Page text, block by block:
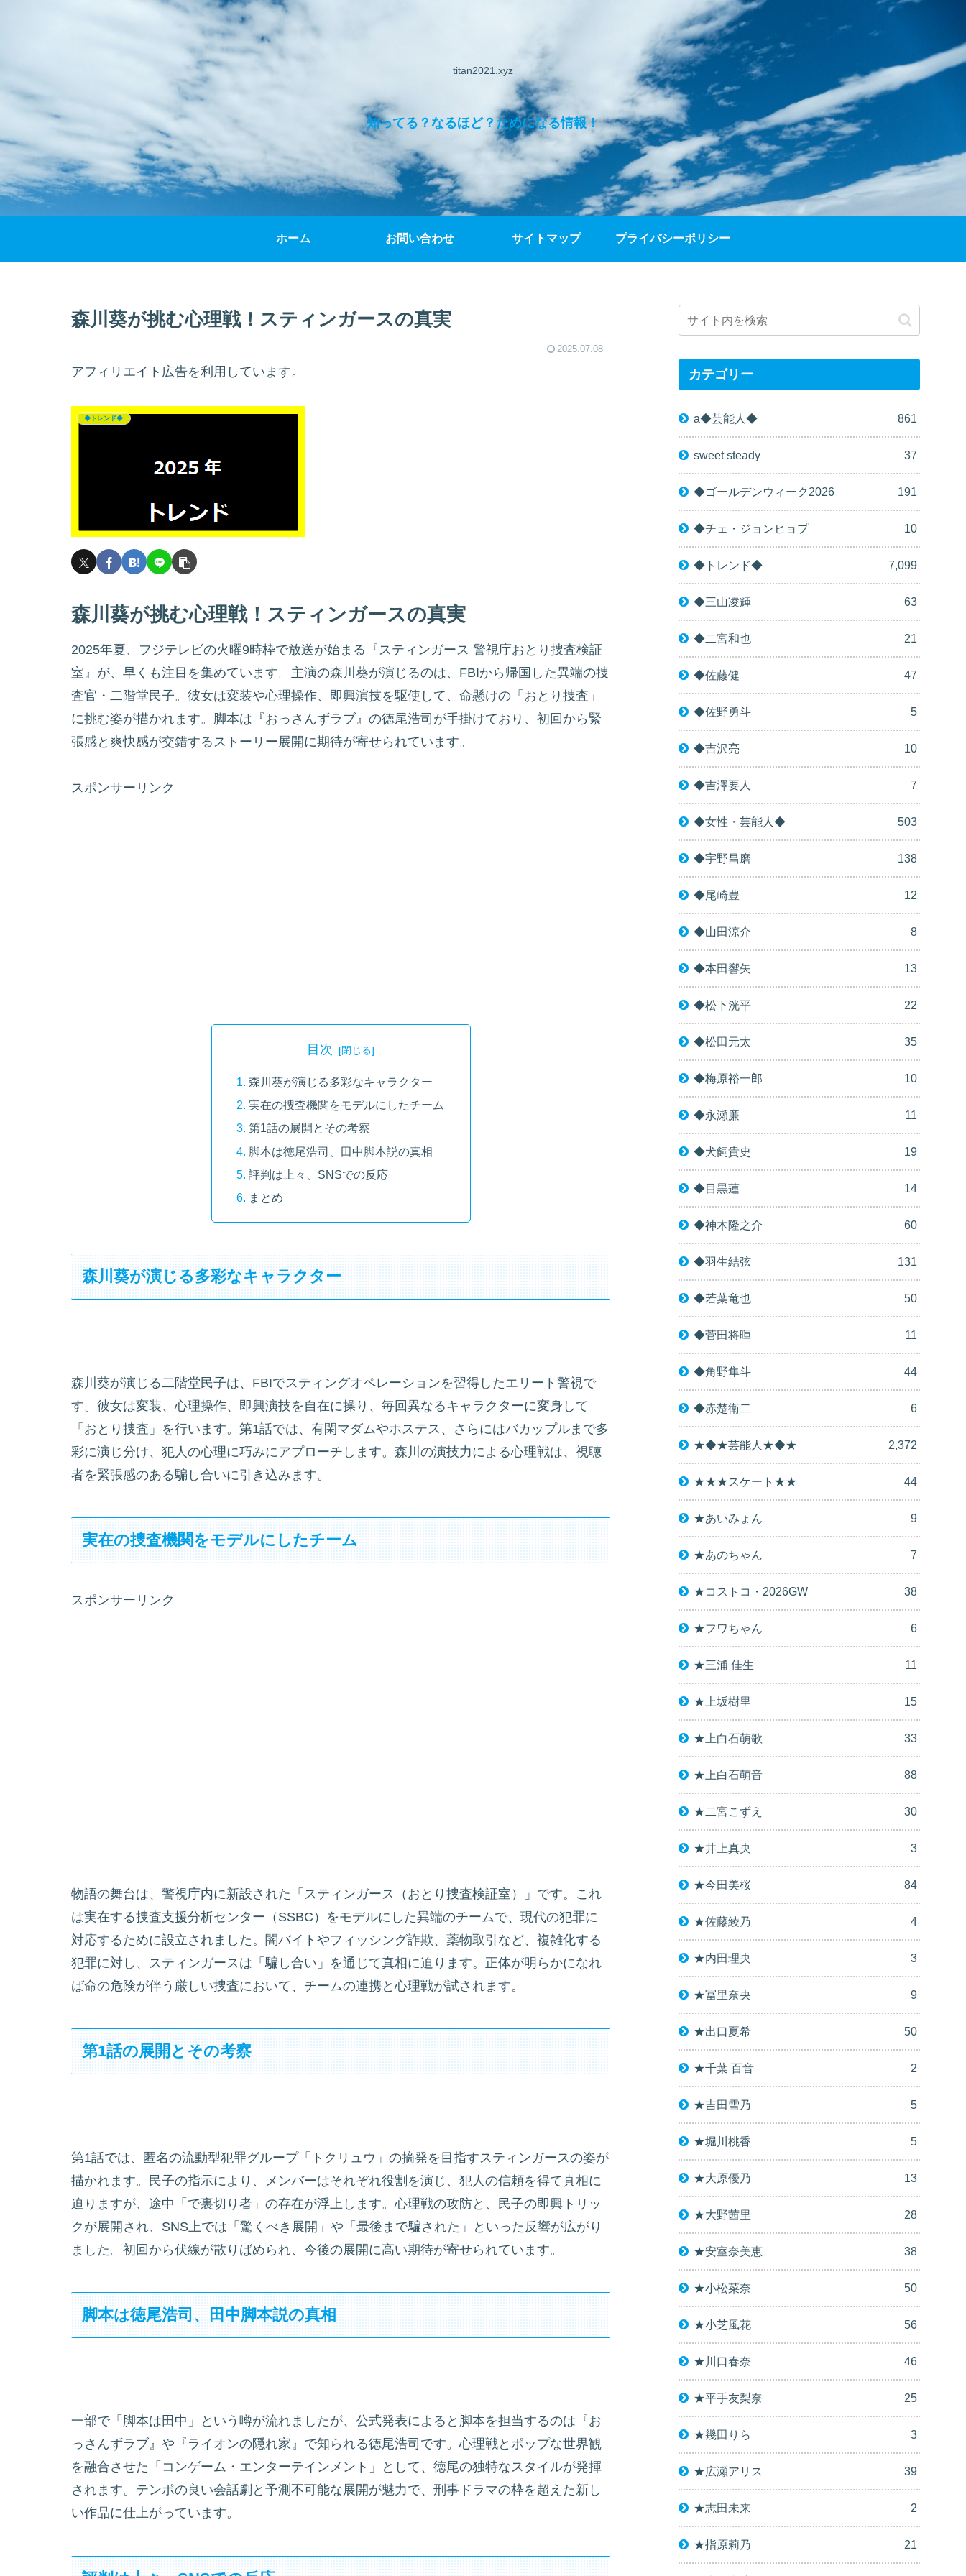
titan2021.xyz
知ってる？なるほど？ためになる情報！
ホーム お問い合わせ サイトマップ プライバシーポリシー
森川葵が挑む心理戦！スティンガースの真実
2025.07.08
アフィリエイト広告を利用しています。
◆トレンド◆
森川葵が挑む心理戦！スティンガースの真実
2025年夏、フジテレビの火曜9時枠で放送が始まる『スティンガース 警視庁おとり捜査検証
室』が、早くも注目を集めています。主演の森川葵が演じるのは、FBIから帰国した異端の捜
査官・二階堂民子。彼女は変装や心理操作、即興演技を駆使して、命懸けの「おとり捜査」
に挑む姿が描かれます。脚本は『おっさんずラブ』の徳尾浩司が手掛けており、初回から緊
張感と爽快感が交錯するストーリー展開に期待が寄せられています。
スポンサーリンク
目次
森川葵が演じる多彩なキャラクター
実在の捜査機関をモデルにしたチーム
第1話の展開とその考察
脚本は徳尾浩司、田中脚本説の真相
評判は上々、SNSでの反応
まとめ
森川葵が演じる多彩なキャラクター
森川葵が演じる二階堂民子は、FBIでスティングオペレーションを習得したエリート警視で
す。彼女は変装、心理操作、即興演技を自在に操り、毎回異なるキャラクターに変身して
「おとり捜査」を行います。第1話では、有閑マダムやホステス、さらにはバカップルまで多
彩に演じ分け、犯人の心理に巧みにアプローチします。森川の演技力による心理戦は、視聴
者を緊張感のある騙し合いに引き込みます。
実在の捜査機関をモデルにしたチーム
スポンサーリンク
物語の舞台は、警視庁内に新設された「スティンガース（おとり捜査検証室）」です。これ
は実在する捜査支援分析センター（SSBC）をモデルにした異端のチームで、現代の犯罪に
対応するために設立されました。闇バイトやフィッシング詐欺、薬物取引など、複雑化する
犯罪に対し、スティンガースは「騙し合い」を通じて真相に迫ります。正体が明らかになれ
ば命の危険が伴う厳しい捜査において、チームの連携と心理戦が試されます。
第1話の展開とその考察
第1話では、匿名の流動型犯罪グループ「トクリュウ」の摘発を目指すスティンガースの姿が
描かれます。民子の指示により、メンバーはそれぞれ役割を演じ、犯人の信頼を得て真相に
迫りますが、途中「で裏切り者」の存在が浮上します。心理戦の攻防と、民子の即興トリッ
クが展開され、SNS上では「驚くべき展開」や「最後まで騙された」といった反響が広がり
ました。初回から伏線が散りばめられ、今後の展開に高い期待が寄せられています。
脚本は徳尾浩司、田中脚本説の真相
一部で「脚本は田中」という噂が流れましたが、公式発表によると脚本を担当するのは『お
っさんずラブ』や『ライオンの隠れ家』で知られる徳尾浩司です。心理戦とポップな世界観
を融合させた「コンゲーム・エンターテインメント」として、徳尾の独特なスタイルが発揮
されます。テンポの良い会話劇と予測不可能な展開が魅力で、刑事ドラマの枠を超えた新し
い作品に仕上がっています。
カテゴリー
a◆芸能人◆ 861
sweet steady 37
◆ゴールデンウィーク2026 191
◆チェ・ジョンヒョプ 10
◆トレンド◆ 7,099
◆三山凌輝 63
◆二宮和也 21
◆佐藤健 47
◆佐野勇斗 5
◆吉沢亮 10
◆吉澤要人 7
◆女性・芸能人◆ 503
◆宇野昌磨 138
◆尾崎豊 12
◆山田涼介 8
◆本田響矢 13
◆松下洸平 22
◆松田元太 35
◆梅原裕一郎 10
◆永瀬廉 11
◆犬飼貴史 19
◆目黒蓮 14
◆神木隆之介 60
◆羽生結弦 131
◆若葉竜也 50
◆菅田将暉 11
◆角野隼斗 44
◆赤楚衛二 6
★◆★芸能人★◆★ 2,372
★★★スケート★★ 44
★あいみょん 9
★あのちゃん 7
★コストコ・2026GW 38
★フワちゃん 6
★三浦 佳生 11
★上坂樹里 15
★上白石萌歌 33
★上白石萌音 88
★二宮こずえ 30
★井上真央 3
★今田美桜 84
★佐藤綾乃 4
★内田理央 3
★冨里奈央 9
★出口夏希 50
★千葉 百音 2
★吉田雪乃 5
★堀川桃香 5
★大原優乃 13
★大野茜里 28
★安室奈美恵 38
★小松菜奈 50
★小芝風花 56
★川口春奈 46
★平手友梨奈 25
★幾田りら 3
★広瀬アリス 39
★志田未来 2
★指原莉乃 21